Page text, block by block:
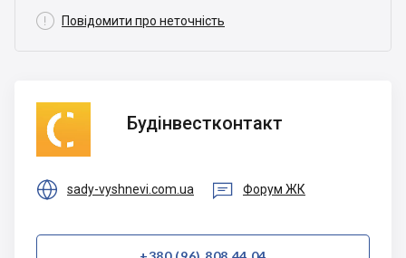
 Повідомити про неточність
Будінвестконтакт
Будінвестконтакт
 sady-vyshnevi.com.ua  Форум ЖК